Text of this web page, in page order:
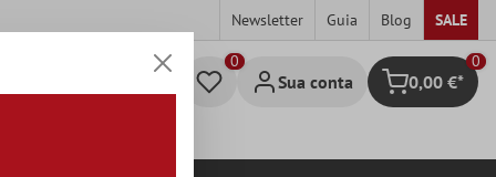
Newsletter Guia Blog SALE
Sua conta Carrinho de
0
0,00 €*